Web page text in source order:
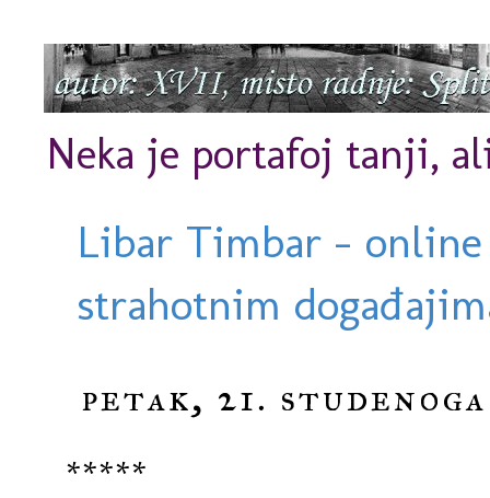
Neka je portafoj tanji,
Libar Timbar -
strahotnim
petak, 21.
*****